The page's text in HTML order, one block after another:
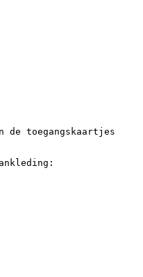
de toegangskaartjes